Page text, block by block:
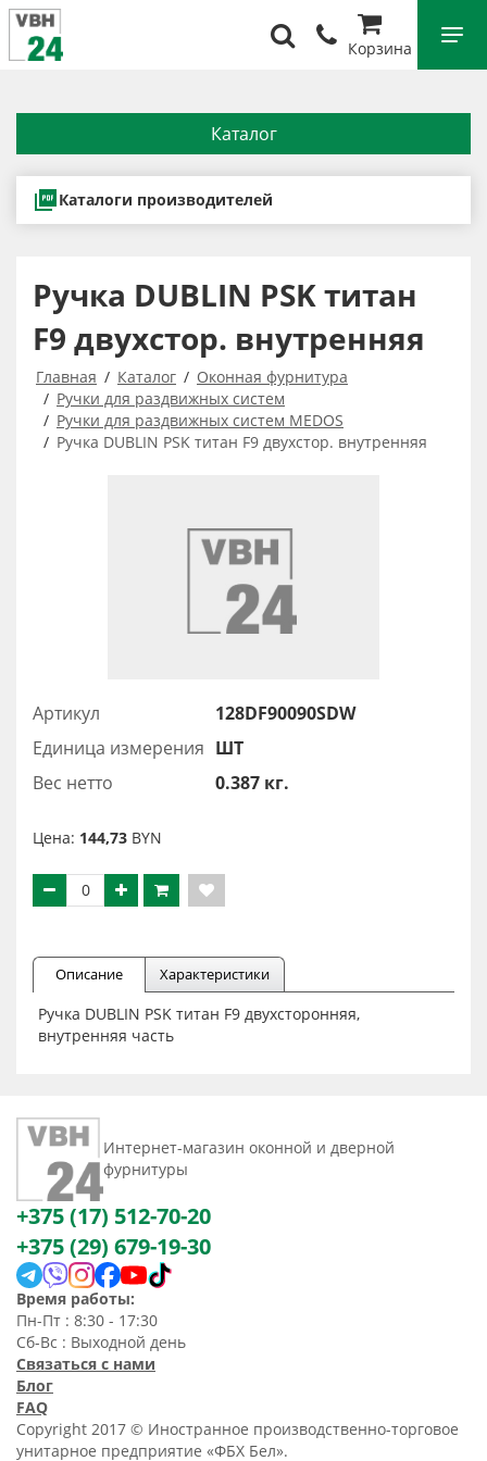
Корзина
Каталог
Каталоги производителей
Ручка DUBLIN PSK титан
F9 двухстор. внутренняя
Главная Каталог
Оконная фурнитура
Ручки для раздвижных систем
Ручки для раздвижных систем MEDOS
Ручка DUBLIN PSK титан F9 двухстор. внутренняя
Артикул
128DF90090SDW
Единица измерения ШТ
Вес нетто
0.387 кг.
Цена: 144,73 BYN
Описание Характеристики
Ручка DUBLIN PSK титан F9 двухсторонняя,
внутренняя часть
Интернет-магазин оконной и дверной
фурнитуры
+375 (17) 512-70-20
+375 (29) 679-19-30
Время работы:
Пн-Пт : 8:30 - 17:30
Сб-Вс : Выходной день
Связаться с нами
Блог
FAQ
Copyright 2017 © Иностранное производственно-торговое
унитарное предприятие «ФБХ Бел».